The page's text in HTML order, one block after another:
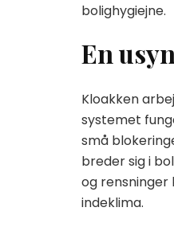
bolighygiejne.
En
Kloakken
systemet
små
breder sig i
og
indeklima.